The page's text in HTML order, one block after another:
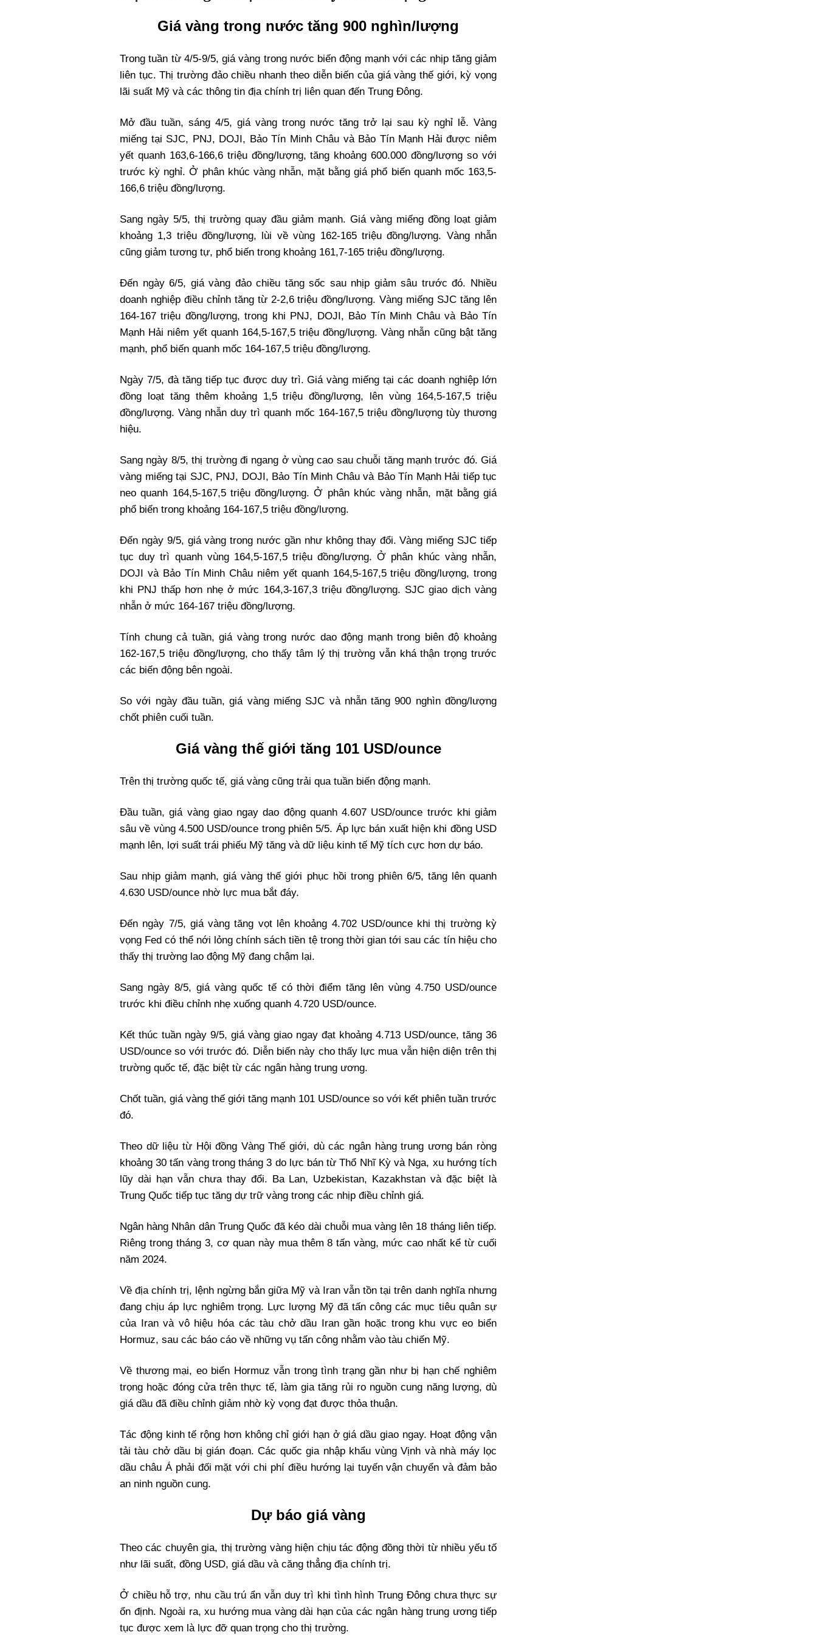
Giá vàng trong nước tăng 900 nghìn/lượng
Trong tuần từ 4/5-9/5, giá vàng trong nước biến động mạnh với các nhịp tăng giảm
liên tục. Thị trường đảo chiều nhanh theo diễn biến của giá vàng thế giới, kỳ vọng
lãi suất Mỹ và các thông tin địa chính trị liên quan đến Trung Đông.
Mở đầu tuần, sáng 4/5, giá vàng trong nước tăng trở lại sau kỳ nghỉ lễ. Vàng
miếng tại SJC, PNJ, DOJI, Bảo Tín Minh Châu và Bảo Tín Mạnh Hải được niêm
yết quanh 163,6-166,6 triệu đồng/lượng, tăng khoảng 600.000 đồng/lượng so với
trước kỳ nghỉ. Ở phân khúc vàng nhẫn, mặt bằng giá phổ biến quanh mốc 163,5-
166,6 triệu đồng/lượng.
Sang ngày 5/5, thị trường quay đầu giảm mạnh. Giá vàng miếng đồng loạt giảm
khoảng 1,3 triệu đồng/lượng, lùi về vùng 162-165 triệu đồng/lượng. Vàng nhẫn
cũng giảm tương tự, phổ biến trong khoảng 161,7-165 triệu đồng/lượng.
Đến ngày 6/5, giá vàng đảo chiều tăng sốc sau nhịp giảm sâu trước đó. Nhiều
doanh nghiệp điều chỉnh tăng từ 2-2,6 triệu đồng/lượng. Vàng miếng SJC tăng lên
164-167 triệu đồng/lượng, trong khi PNJ, DOJI, Bảo Tín Minh Châu và Bảo Tín
Mạnh Hải niêm yết quanh 164,5-167,5 triệu đồng/lượng. Vàng nhẫn cũng bật tăng
mạnh, phổ biến quanh mốc 164-167,5 triệu đồng/lượng.
Ngày 7/5, đà tăng tiếp tục được duy trì. Giá vàng miếng tại các doanh nghiệp lớn
đồng loạt tăng thêm khoảng 1,5 triệu đồng/lượng, lên vùng 164,5-167,5 triệu
đồng/lượng. Vàng nhẫn duy trì quanh mốc 164-167,5 triệu đồng/lượng tùy thương
hiệu.
Sang ngày 8/5, thị trường đi ngang ở vùng cao sau chuỗi tăng mạnh trước đó. Giá
vàng miếng tại SJC, PNJ, DOJI, Bảo Tín Minh Châu và Bảo Tín Mạnh Hải tiếp tục
neo quanh 164,5-167,5 triệu đồng/lượng. Ở phân khúc vàng nhẫn, mặt bằng giá
phổ biến trong khoảng 164-167,5 triệu đồng/lượng.
Đến ngày 9/5, giá vàng trong nước gần như không thay đổi. Vàng miếng SJC tiếp
tục duy trì quanh vùng 164,5-167,5 triệu đồng/lượng. Ở phân khúc vàng nhẫn,
DOJI và Bảo Tín Minh Châu niêm yết quanh 164,5-167,5 triệu đồng/lượng, trong
khi PNJ thấp hơn nhẹ ở mức 164,3-167,3 triệu đồng/lượng. SJC giao dịch vàng
nhẫn ở mức 164-167 triệu đồng/lượng.
Tính chung cả tuần, giá vàng trong nước dao động mạnh trong biên độ khoảng
162-167,5 triệu đồng/lượng, cho thấy tâm lý thị trường vẫn khá thận trọng trước
các biến động bên ngoài.
So với ngày đầu tuần, giá vàng miếng SJC và nhẫn tăng 900 nghìn đồng/lượng
chốt phiên cuối tuần.
Giá vàng thế giới tăng 101 USD/ounce
Trên thị trường quốc tế, giá vàng cũng trải qua tuần biến động mạnh.
Đầu tuần, giá vàng giao ngay dao động quanh 4.607 USD/ounce trước khi giảm
sâu về vùng 4.500 USD/ounce trong phiên 5/5. Áp lực bán xuất hiện khi đồng USD
mạnh lên, lợi suất trái phiếu Mỹ tăng và dữ liệu kinh tế Mỹ tích cực hơn dự báo.
Sau nhịp giảm mạnh, giá vàng thế giới phục hồi trong phiên 6/5, tăng lên quanh
4.630 USD/ounce nhờ lực mua bắt đáy.
Đến ngày 7/5, giá vàng tăng vọt lên khoảng 4.702 USD/ounce khi thị trường kỳ
vọng Fed có thể nới lỏng chính sách tiền tệ trong thời gian tới sau các tín hiệu cho
thấy thị trường lao động Mỹ đang chậm lại.
Sang ngày 8/5, giá vàng quốc tế có thời điểm tăng lên vùng 4.750 USD/ounce
trước khi điều chỉnh nhẹ xuống quanh 4.720 USD/ounce.
Kết thúc tuần ngày 9/5, giá vàng giao ngay đạt khoảng 4.713 USD/ounce, tăng 36
USD/ounce so với trước đó. Diễn biến này cho thấy lực mua vẫn hiện diện trên thị
trường quốc tế, đặc biệt từ các ngân hàng trung ương.
Chốt tuần, giá vàng thế giới tăng mạnh 101 USD/ounce so với kết phiên tuần trước
đó.
Theo dữ liệu từ Hội đồng Vàng Thế giới, dù các ngân hàng trung ương bán ròng
khoảng 30 tấn vàng trong tháng 3 do lực bán từ Thổ Nhĩ Kỳ và Nga, xu hướng tích
lũy dài hạn vẫn chưa thay đổi. Ba Lan, Uzbekistan, Kazakhstan và đặc biệt là
Trung Quốc tiếp tục tăng dự trữ vàng trong các nhịp điều chỉnh giá.
Ngân hàng Nhân dân Trung Quốc đã kéo dài chuỗi mua vàng lên 18 tháng liên tiếp.
Riêng trong tháng 3, cơ quan này mua thêm 8 tấn vàng, mức cao nhất kể từ cuối
năm 2024.
Về địa chính trị, lệnh ngừng bắn giữa Mỹ và Iran vẫn tồn tại trên danh nghĩa nhưng
đang chịu áp lực nghiêm trọng. Lực lượng Mỹ đã tấn công các mục tiêu quân sự
của Iran và vô hiệu hóa các tàu chở dầu Iran gần hoặc trong khu vực eo biển
Hormuz, sau các báo cáo về những vụ tấn công nhằm vào tàu chiến Mỹ.
Về thương mại, eo biển Hormuz vẫn trong tình trạng gần như bị hạn chế nghiêm
trọng hoặc đóng cửa trên thực tế, làm gia tăng rủi ro nguồn cung năng lượng, dù
giá dầu đã điều chỉnh giảm nhờ kỳ vọng đạt được thỏa thuận.
Tác động kinh tế rộng hơn không chỉ giới hạn ở giá dầu giao ngay. Hoạt động vận
tải tàu chở dầu bị gián đoạn. Các quốc gia nhập khẩu vùng Vịnh và nhà máy lọc
dầu châu Á phải đối mặt với chi phí điều hướng lại tuyến vận chuyển và đảm bảo
an ninh nguồn cung.
Dự báo giá vàng
Theo các chuyên gia, thị trường vàng hiện chịu tác động đồng thời từ nhiều yếu tố
như lãi suất, đồng USD, giá dầu và căng thẳng địa chính trị.
Ở chiều hỗ trợ, nhu cầu trú ẩn vẫn duy trì khi tình hình Trung Đông chưa thực sự
ổn định. Ngoài ra, xu hướng mua vàng dài hạn của các ngân hàng trung ương tiếp
tục được xem là lực đỡ quan trọng cho thị trường.